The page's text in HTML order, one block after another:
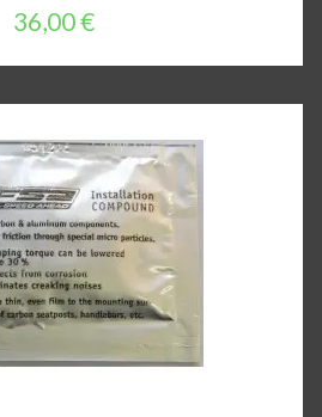
36,00 €